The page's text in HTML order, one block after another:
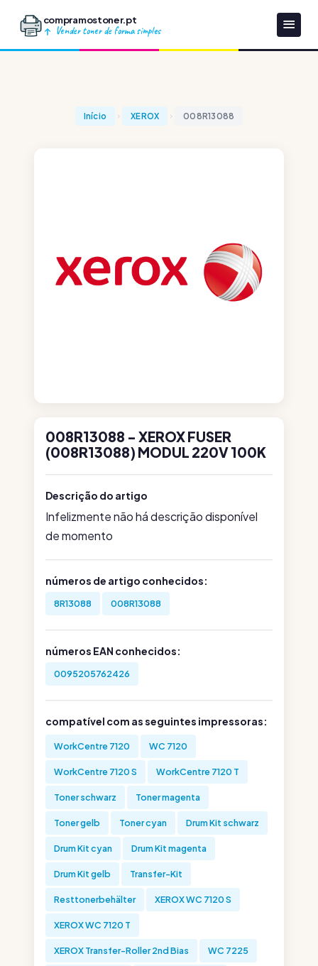
compramostoner.pt
Vender toner de forma simples
Início XEROX 008R13088
008R13088 - XEROX FUSER
(008R13088) MODUL 220V 100K
Descrição do artigo
Infelizmente não há descrição disponível
de momento
números de artigo conhecidos:
8R13088 008R13088
números EAN conhecidos:
0095205762426
compatível com as seguintes impressoras:
WorkCentre 7120 WC 7120
WorkCentre 7120 S WorkCentre 7120 T
Toner schwarz Toner magenta
Toner gelb Toner cyan Drum Kit schwarz
Drum Kit cyan Drum Kit magenta
Drum Kit gelb Transfer-Kit
Resttonerbehälter XEROX WC 7120 S
XEROX WC 7120 T
XEROX Transfer-Roller 2nd Bias WC 7225